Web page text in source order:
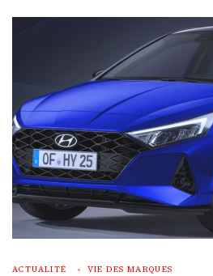
ACTUALITÉ VIE DES MARQUES